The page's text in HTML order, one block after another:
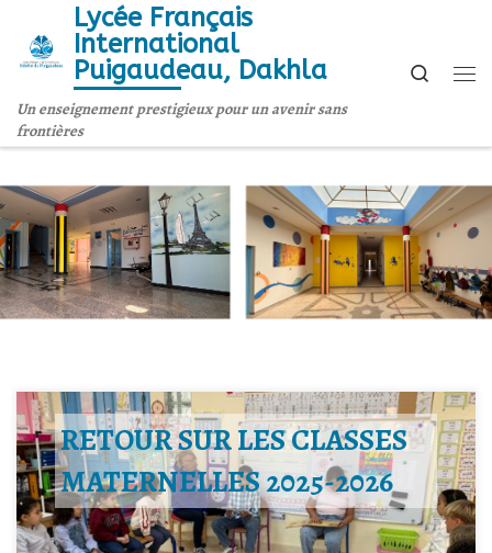
Skip to content
Lycée Français
International
Puigaudeau, Dakhla
Un enseignement prestigieux pour un avenir sans
frontières
Search
RETOUR SUR LES CLASSES
MATERNELLES 2025-2026